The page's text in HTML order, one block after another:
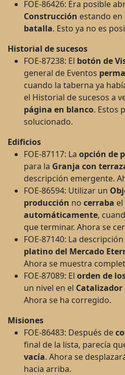
FOE-86426: Era posible
Construcción estando en
batalla. Esto ya no es
Historial de sucesos
FOE-87238: El botón de
general de Eventos
cuando la taberna ya
el Historial de sucesos a
página en blanco. Estos
solucionado.
Edificios
FOE-87117: La opción de
para la Granja con
descripción emergente.
FOE-86594: Utilizar un
producción no cerraba
automáticamente,
que terminar. Ahora se
FOE-87140: La
platino del Mercado
Ahora se muestra
FOE-87089: El orden de
un nivel en el Catalizador
Ahora se ha corregido.
Misiones
FOE-86483: Después de
final de la lista, parecía
vacía. Ahora se
hacia arriba.